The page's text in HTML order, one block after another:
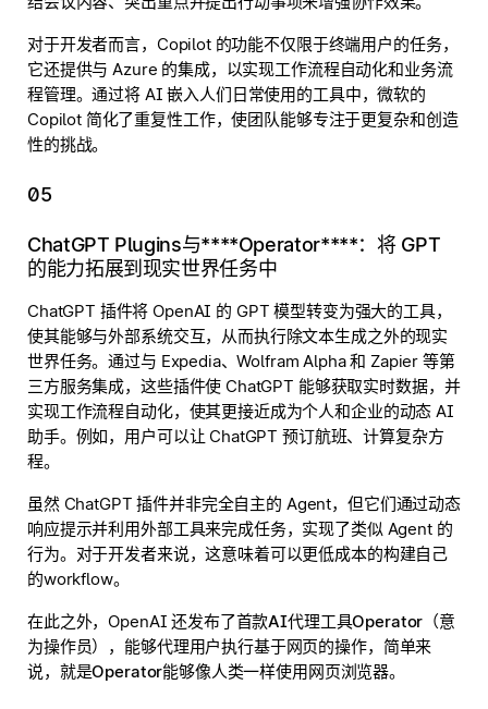
对于开发者而言，Copilot 的功能不仅限于终端用户的任务，
它还提供与 Azure 的集成，以实现工作流程自动化和业务流
程管理。通过将 AI 嵌入人们日常使用的工具中，微软的
Copilot 简化了重复性工作，使团队能够专注于更复杂和创造
性的挑战。
05
ChatGPT Plugins与****Operator****：将 GPT
的能力拓展到现实世界任务中
ChatGPT 插件将 OpenAI 的 GPT 模型转变为强大的工具，
使其能够与外部系统交互，从而执行除文本生成之外的现实
世界任务。通过与 Expedia、Wolfram Alpha 和 Zapier 等第
三方服务集成，这些插件使 ChatGPT 能够获取实时数据，并
实现工作流程自动化，使其更接近成为个人和企业的动态 AI
助手。例如，用户可以让 ChatGPT 预订航班、计算复杂方
程。
虽然 ChatGPT 插件并非完全自主的 Agent，但它们通过动态
响应提示并利用外部工具来完成任务，实现了类似 Agent 的
行为。对于开发者来说，这意味着可以更低成本的构建自己
的workflow。
在此之外，OpenAI 还发布了首款AI代理工具Operator （意
为操作员），能够代理用户执行基于网页的操作，简单来
说，就是Operator能够像人类一样使用网页浏览器。